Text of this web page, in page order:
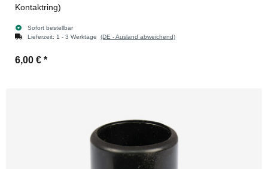
Kontaktring)
Sofort bestellbar
Lieferzeit: 1 - 3 Werktage (DE - Ausland abweichend)
6,00 € *